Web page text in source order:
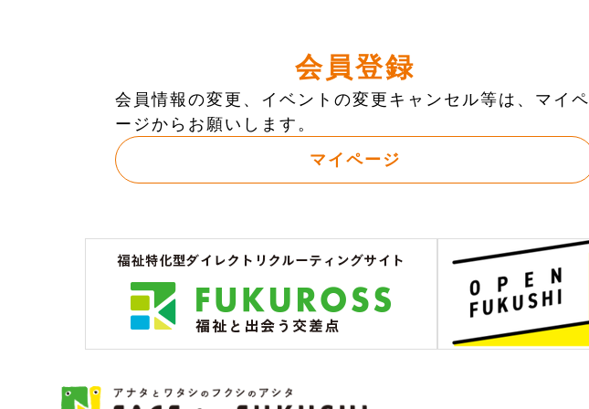
会員登録
会員情報の変更、イベントの変更キャンセル等は、マイペ
ージからお願いします。
マイページ